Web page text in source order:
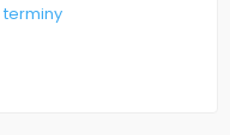
terminy